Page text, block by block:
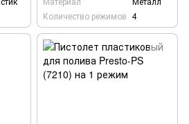
Количество режимов 4